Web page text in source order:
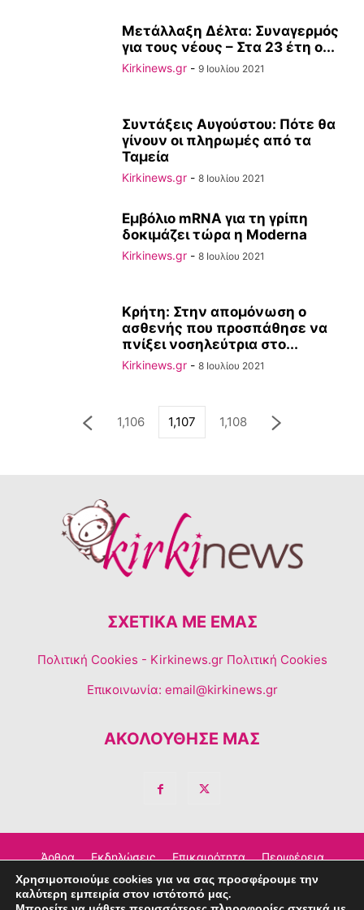
Μετάλλαξη Δέλτα: Συναγερμός
για τους νέους – Στα 23 έτη ο...
Kirkinews.gr - 9 Ιουλίου 2021
Συντάξεις Αυγούστου: Πότε θα
γίνουν οι πληρωμές από τα
Ταμεία
Kirkinews.gr - 8 Ιουλίου 2021
Εμβόλιο mRNA για τη γρίπη
δοκιμάζει τώρα η Moderna
Kirkinews.gr - 8 Ιουλίου 2021
Κρήτη: Στην απομόνωση ο
ασθενής που προσπάθησε να
πνίξει νοσηλεύτρια στο...
Kirkinews.gr - 8 Ιουλίου 2021
1,106 1,107 1,108
ΣΧΕΤΙΚΆ ΜΕ ΕΜΆΣ
Πολιτική Cookies - Kirkinews.gr Πολιτική Cookies
Επικοινωνία: email@kirkinews.gr
ΑΚΟΛΟΥΘΗΣΕ ΜΑΣ
Άρθρα Εκδηλώσεις Επικαιρότητα Περιφέρεια
Σχόλια Τέχνη – Πολιτισμός Διαφημιστείτε
Χρησιμοποιούμε cookies για να σας προσφέρουμε την
καλύτερη εμπειρία στον ιστότοπό μας.